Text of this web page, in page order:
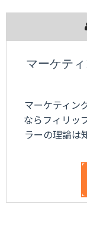
マーケテ
マーケティン
ならフィリッ
ラーの理論は